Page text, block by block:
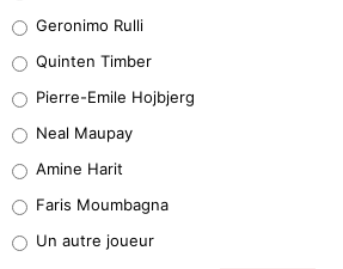
32%
5%
1%
9%
Geronimo Rulli
Quinten Timber
Pierre-Emile Hojbjerg
Neal Maupay
Amine Harit
Faris Moumbagna
Un autre joueur